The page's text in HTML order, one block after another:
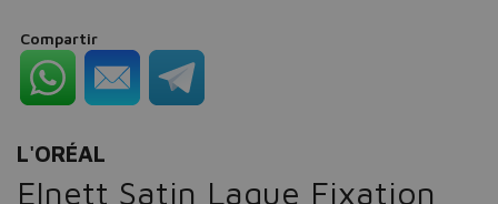
Compartir
L'ORÉAL
Elnett Satin Laque Fixation